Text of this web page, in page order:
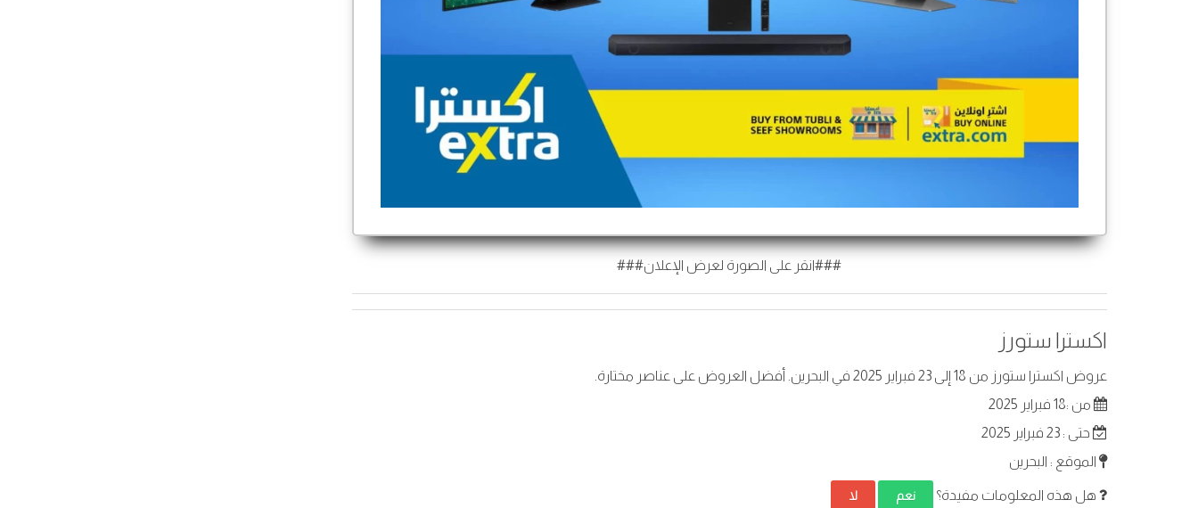
###انقر على الصورة لعرض الإعلان###
اكسترا ستورز
عروض اكسترا ستورز من 18 إلى 23 فبراير 2025 في البحرين. أفضل العروض على عناصر مختارة.
من :18 فبراير 2025
حتى : 23 فبراير 2025
الموقع : البحرين
هل هذه المعلومات مفيدة؟ نعم لا